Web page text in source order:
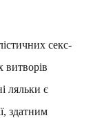
секс-
витворів
ляльки є
здатним